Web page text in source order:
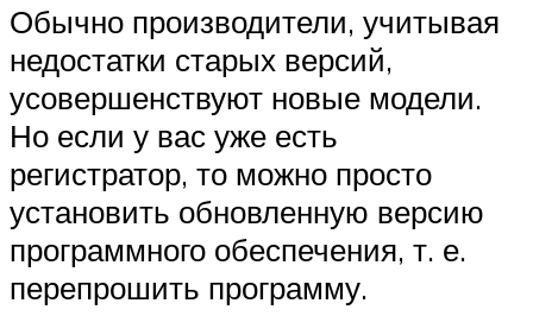
Обычно производители, учитывая
недостатки старых версий,
усовершенствуют новые модели.
Но если у вас уже есть
регистратор, то можно просто
установить обновленную версию
программного обеспечения, т. е.
перепрошить программу.